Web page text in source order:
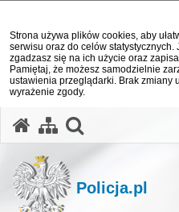
Strona używa plików cookies, aby
serwisu oraz do celów
zgadzasz się na ich użycie oraz
Pamiętaj, że możesz samodzielnie
ustawienia przeglądarki. Brak zmiany
wyrażenie zgody.
Policja.pl